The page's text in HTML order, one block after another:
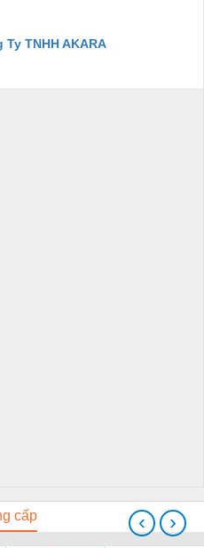
Ty TNHH AKARA
cấp ‹ ›